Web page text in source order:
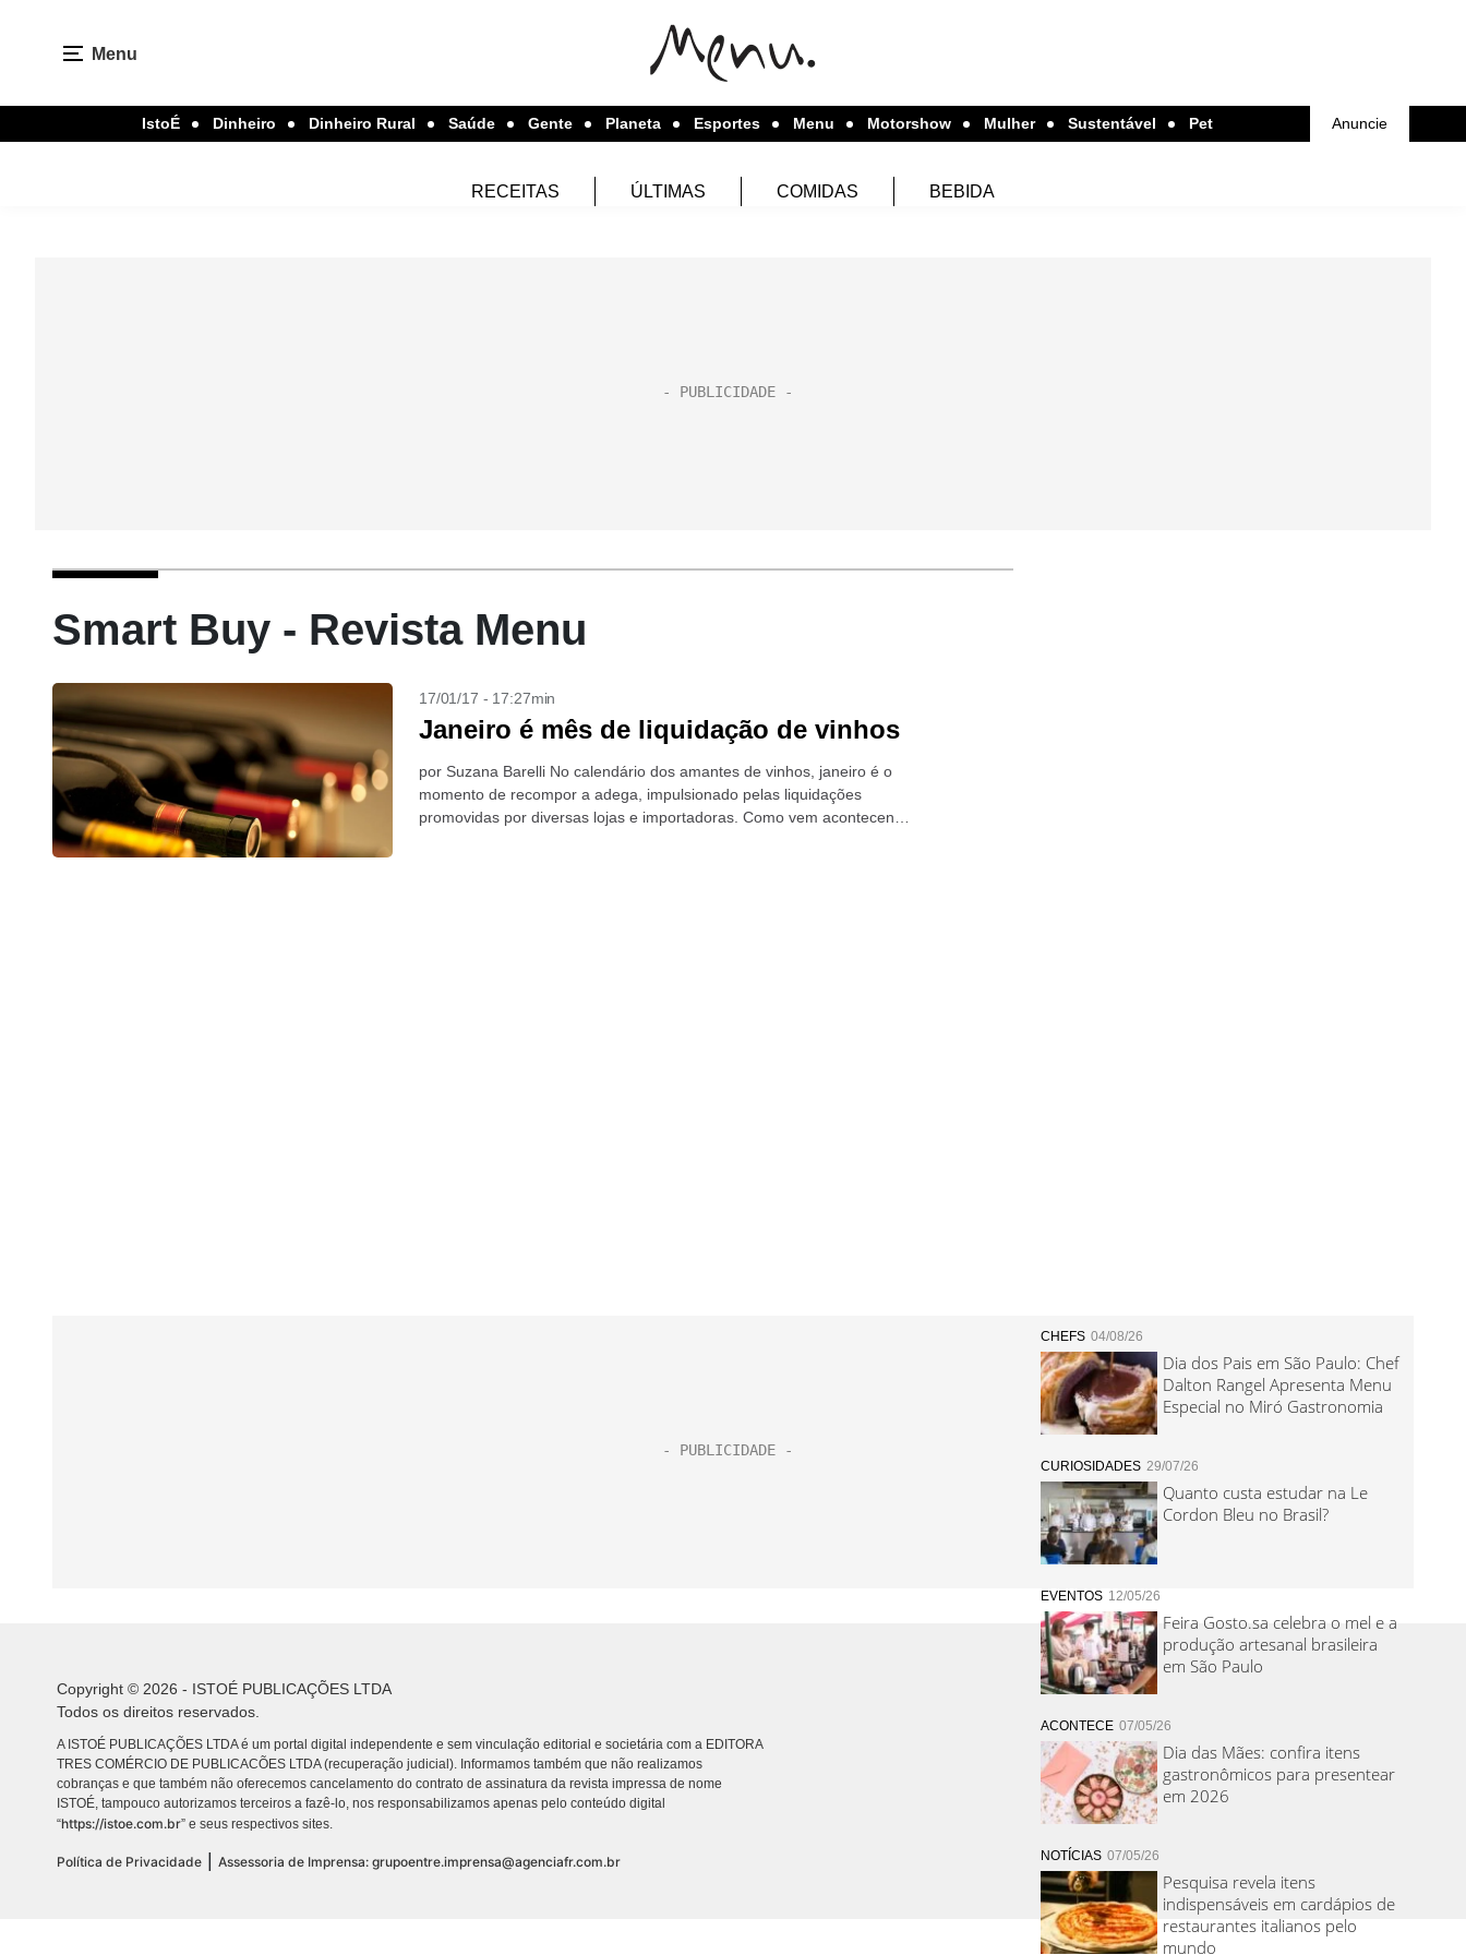
Menu
IstoÉ Dinheiro Dinheiro Rural Saúde Gente Planeta Esportes Menu Motorshow Mulher Sustentável Pet Anuncie
RECEITAS ÚLTIMAS COMIDAS BEBIDA
Smart Buy - Revista Menu
17/01/17 - 17:27min
Janeiro é mês de liquidação de vinhos
por Suzana Barelli No calendário dos amantes de vinhos, janeiro é o
momento de recompor a adega, impulsionado pelas liquidações
promovidas por diversas lojas e importadoras. Como vem acontecendo
CHEFS 04/08/26
Dia dos Pais em São Paulo: Chef
Dalton Rangel Apresenta Menu
Especial no Miró Gastronomia
CURIOSIDADES 29/07/26
Quanto custa estudar na Le
Cordon Bleu no Brasil?
EVENTOS 12/05/26
Feira Gosto.sa celebra o mel e a
produção artesanal brasileira
em São Paulo
ACONTECE 07/05/26
Dia das Mães: confira itens
gastronômicos para presentear
em 2026
NOTÍCIAS 07/05/26
Pesquisa revela itens
indispensáveis em cardápios de
restaurantes italianos pelo
mundo
Copyright © 2026 - ISTOÉ PUBLICAÇÕES LTDA
Todos os direitos reservados.
A ISTOÉ PUBLICAÇÕES LTDA é um portal digital independente e sem vinculação editorial e societária com a EDITORA
TRES COMÉRCIO DE PUBLICACÕES LTDA (recuperação judicial). Informamos também que não realizamos
cobranças e que também não oferecemos cancelamento do contrato de assinatura da revista impressa de nome
ISTOÉ, tampouco autorizamos terceiros a fazê-lo, nos responsabilizamos apenas pelo conteúdo digital
“https://istoe.com.br” e seus respectivos sites.
Política de Privacidade Assessoria de Imprensa: grupoentre.imprensa@agenciafr.com.br